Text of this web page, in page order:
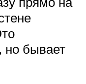
но бывает